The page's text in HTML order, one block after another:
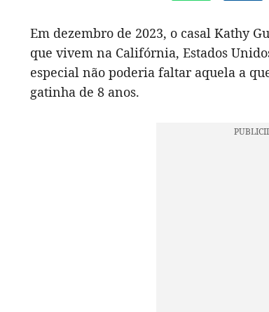
Em dezembro de 2023, o casal Kathy
que vivem na Califórnia, Estados
especial não poderia faltar aquela a
gatinha de 8 anos.